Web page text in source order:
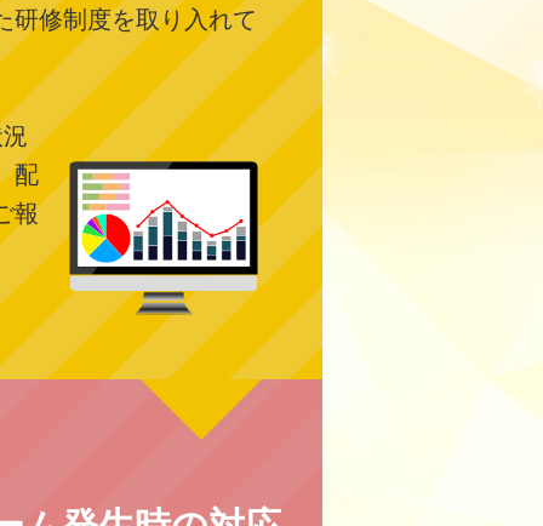
研修制度を取り入れて
配
報